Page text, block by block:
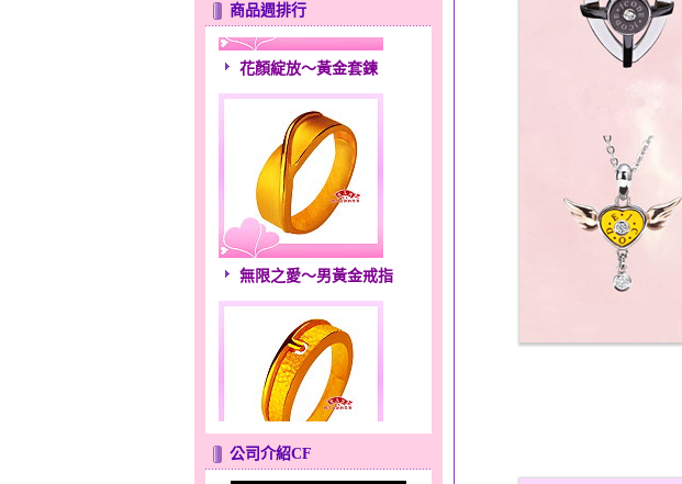
商品週排行
花顏綻放～黃金套鍊
無限之愛～男黃金戒指
只愛你～男黃金戒指
公司介紹CF